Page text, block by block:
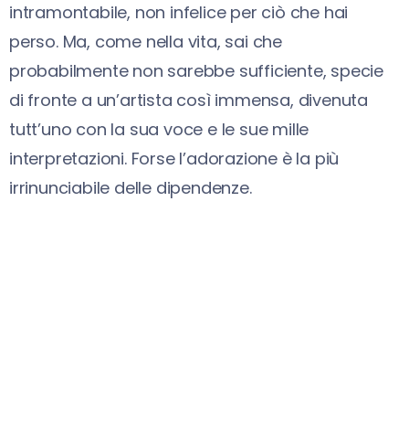
intramontabile, non infelice per ciò che hai
perso. Ma, come nella vita, sai che
probabilmente non sarebbe sufficiente, specie
di fronte a un’artista così immensa, divenuta
tutt’uno con la sua voce e le sue mille
interpretazioni. Forse l’adorazione è la più
irrinunciabile delle dipendenze.